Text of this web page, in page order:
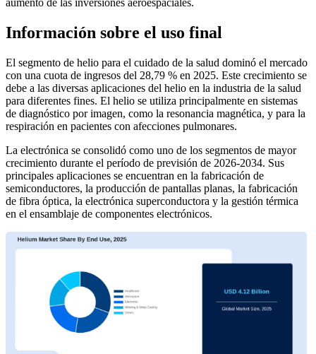
aumento de las inversiones aeroespaciales.
Información sobre el uso final
El segmento de helio para el cuidado de la salud dominó el mercado
con una cuota de ingresos del 28,79 % en 2025. Este crecimiento se
debe a las diversas aplicaciones del helio en la industria de la salud
para diferentes fines. El helio se utiliza principalmente en sistemas
de diagnóstico por imagen, como la resonancia magnética, y para la
respiración en pacientes con afecciones pulmonares.
La electrónica se consolidó como uno de los segmentos de mayor
crecimiento durante el período de previsión de 2026-2034. Sus
principales aplicaciones se encuentran en la fabricación de
semiconductores, la producción de pantallas planas, la fabricación
de fibra óptica, la electrónica superconductora y la gestión térmica
en el ensamblaje de componentes electrónicos.